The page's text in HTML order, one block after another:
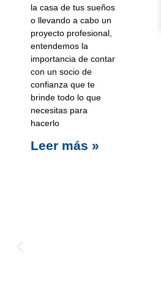
la casa de tus sueños
o llevando a cabo un
proyecto profesional,
entendemos la
importancia de contar
con un socio de
confianza que te
brinde todo lo que
necesitas para
hacerlo
Leer más »